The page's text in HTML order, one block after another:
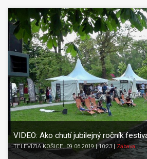
VIDEO: Ako chutí jubilejný ročník
TELEVÍZIA KOŠICE, 09.06.2019 | 10:23 Zábava